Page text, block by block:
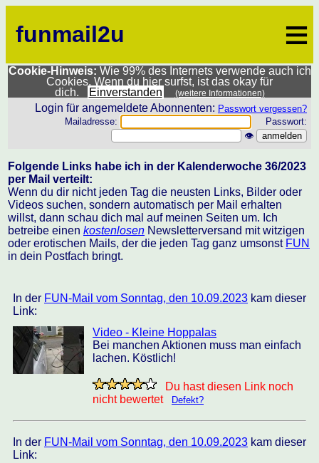
funmail2u ≡
Cookie-Hinweis: Wie 99% des Internets verwende auch ich
Cookies. Wenn du hier surfst, ist das okay für
dich.
Einverstanden (weitere Informationen)
Login für angemeldete Abonnenten: Passwort vergessen?
Mailadresse:
Passwort:
👁
Folgende Links habe ich in der Kalenderwoche 36/2023
per Mail verteilt:
Wenn du dir nicht jeden Tag die neusten Links, Bilder oder
Videos suchen, sondern automatisch per Mail erhalten
willst, dann schau dich mal auf meinen Seiten um. Ich
betreibe einen kostenlosen Newsletterversand mit witzigen
oder erotischen Mails, der die jeden Tag ganz umsonst FUN
in dein Postfach bringt.
In der FUN-Mail vom Sonntag, den 10.09.2023 kam dieser
Link:
Video - Kleine Hoppalas
Bei manchen Aktionen muss man einfach
lachen. Köstlich!
Du hast diesen Link noch
nicht bewertet
Defekt?
In der FUN-Mail vom Sonntag, den 10.09.2023 kam dieser
Link: